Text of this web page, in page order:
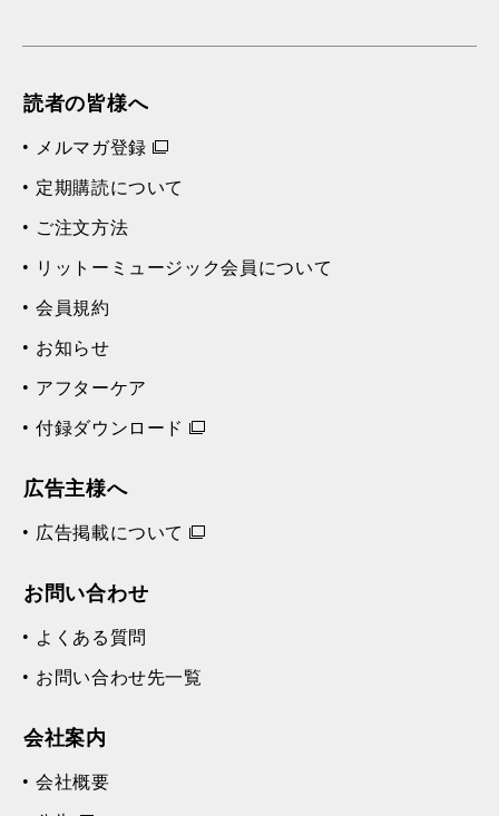
読者の皆様へ
メルマガ登録
定期購読について
ご注文方法
リットーミュージック会員について
会員規約
お知らせ
アフターケア
付録ダウンロード
広告主様へ
広告掲載について
お問い合わせ
よくある質問
お問い合わせ先一覧
会社案内
会社概要